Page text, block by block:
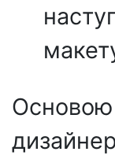
Основою